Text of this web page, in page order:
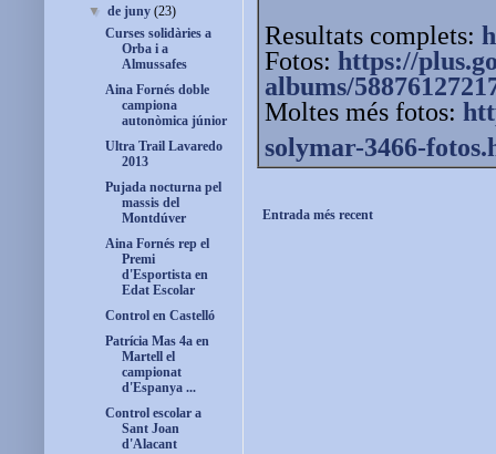
Resultats complets:
Fotos: https://
albums/
Moltes més fotos:
solymar-3466-
Entrada més recent
▼de juny(23)
Curses solidàries a
Orba i a
Almussafes
Aina Fornés doble
campiona
autonòmica júnior
Ultra Trail Lavaredo
2013
Pujada nocturna pel
massis del
Montdúver
Aina Fornés rep el
Premi
d'Esportista en
Edat Escolar
Control en Castelló
Patrícia Mas 4a en
Martell el
campionat
d'Espanya ...
Control escolar a
Sant Joan
d'Alacant